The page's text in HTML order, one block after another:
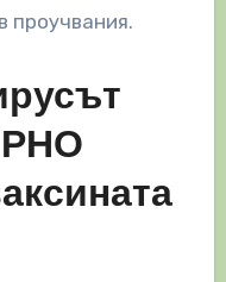
проучвания.